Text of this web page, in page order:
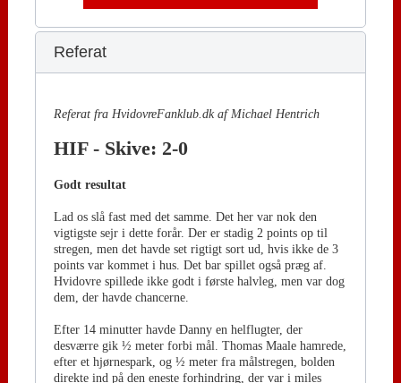
Referat
Referat fra HvidovreFanklub.dk af Michael Hentrich
HIF - Skive: 2-0
Godt resultat
Lad os slå fast med det samme. Det her var nok den
vigtigste sejr i dette forår. Der er stadig 2 points op til
stregen, men det havde set rigtigt sort ud, hvis ikke de 3
points var kommet i hus. Det bar spillet også præg af.
Hvidovre spillede ikke godt i første halvleg, men var dog
dem, der havde chancerne.
Efter 14 minutter havde Danny en helflugter, der
desværre gik ½ meter forbi mål. Thomas Maale hamrede,
efter et hjørnespark, og ½ meter fra målstregen, bolden
direkte ind på den eneste forhindring, der var i miles